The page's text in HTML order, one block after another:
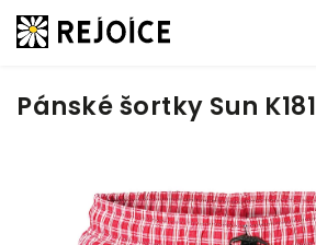
Pánské šortky Sun K181